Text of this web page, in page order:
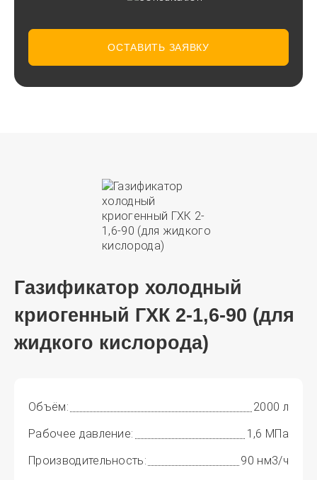
ОСТАВИТЬ ЗАЯВКУ
Газификатор холодный
криогенный ГХК 2-1,6-90 (для
жидкого кислорода)
Объём:
2000 л
Рабочее давление:
1,6 МПа
Производительность:
90 нм3/ч